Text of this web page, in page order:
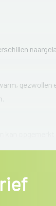
gezwollen
kan